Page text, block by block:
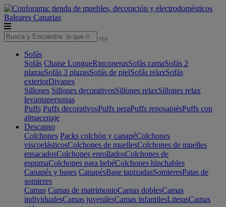
Baleares Canarias
Sofás
Sofás Chaise LongueRinconerasSofás camaSofás 2
plazasSofás 3 plazasSofás de pielSofás relaxSofás
exteriorDivanes
Sillones Sillones decorativosSillones relaxSillones relax
levantapersonas
Puffs Puffs decorativosPuffs peraPuffs reposapiésPuffs con
almacenaje
Descanso
Colchones Packs colchón y canapéColchones
viscoelásticosColchones de muellesColchones de muelles
ensacadosColchones enrolladosColchones de
espumaColchones para bebéColchones hinchables
Canapés y bases CanapésBase tapizadasSomieresPatas de
somieres
Camas Camas de matrimonioCamas doblesCamas
individualesCamas juvenilesCamas infantilesLiterasCamas